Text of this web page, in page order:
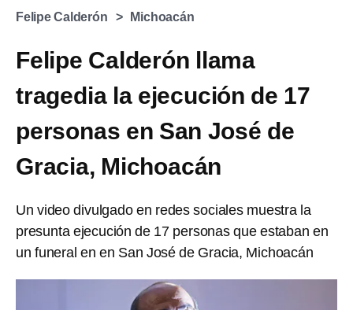
Felipe Calderón Michoacán
Felipe Calderón llama
tragedia la ejecución de 17
personas en San José de
Gracia, Michoacán
Un video divulgado en redes sociales muestra la
presunta ejecución de 17 personas que estaban en
un funeral en en San José de Gracia, Michoacán